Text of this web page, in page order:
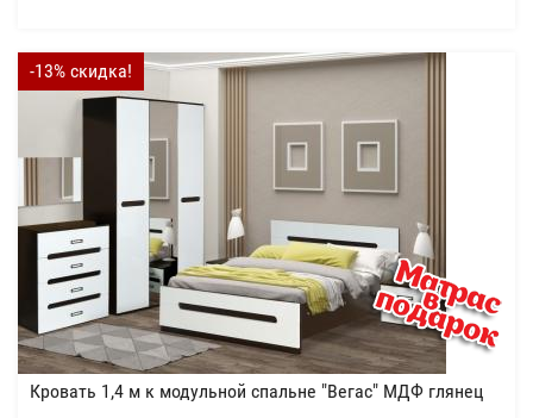
-13% скидка!
Кровать 1,4 м к модульной спальне "Вегас" МДФ глянец